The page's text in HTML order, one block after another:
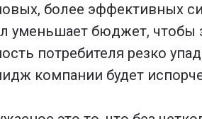
более эффективных
уменьшает бюджет,
потребителя резко
компании будет